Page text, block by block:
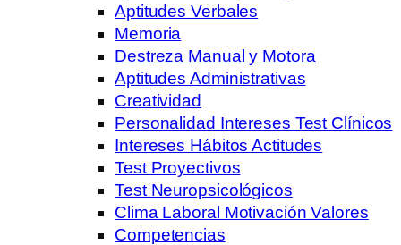
Aptitudes Verbales
Memoria
Destreza Manual y Motora
Aptitudes Administrativas
Creatividad
Personalidad Intereses Test Clínicos
Intereses Hábitos Actitudes
Test Proyectivos
Test Neuropsicológicos
Clima Laboral Motivación Valores
Competencias